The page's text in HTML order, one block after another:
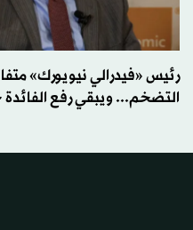
رئيس «فيدرالي نيويورك»
التضخم... ويبقي رفع الفائدة